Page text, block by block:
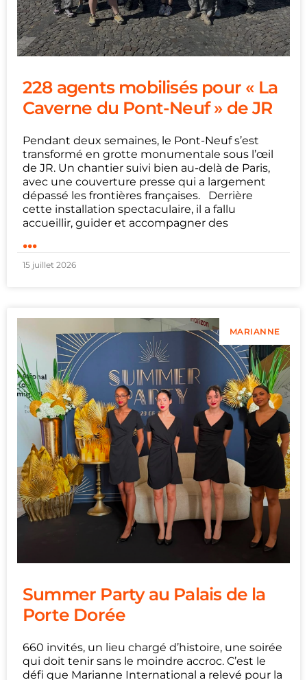
228 agents mobilisés pour « La
Caverne du Pont-Neuf » de JR
Pendant deux semaines, le Pont-Neuf s’est
transformé en grotte monumentale sous l’œil
de JR. Un chantier suivi bien au-delà de Paris,
avec une couverture presse qui a largement
dépassé les frontières françaises. Derrière
cette installation spectaculaire, il a fallu
accueillir, guider et accompagner des
...
15 juillet 2026
MARIANNE
Summer Party au Palais de la
Porte Dorée
660 invités, un lieu chargé d’histoire, une soirée
qui doit tenir sans le moindre accroc. C’est le
défi que Marianne International a relevé pour la